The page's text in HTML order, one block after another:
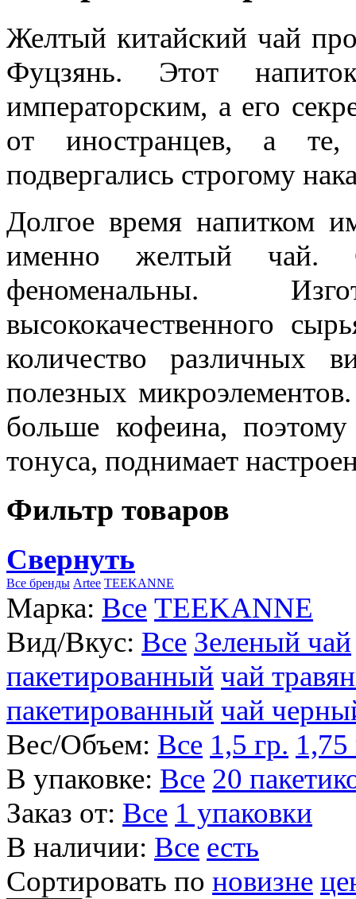
Желтый китайский чай
Фуцзянь. Этот
императорским, а его
от иностранцев, а
подвергались строгому
Долгое время напитком
именно желтый чай.
феноменальны.
высококачественного
количество различных
полезных
больше кофеина,
тонуса, поднимает
Фильтр товаров
Свернуть
Все бренды Artee TEEKANNE
Марка: Все TEEKANNE
Вид/Вкус: Все Зеленый чай
пакетированный чай
пакетированный чай
Вес/Объем: Все 1,5 гр. 1,75
В упаковке: Все 20
Заказ от: Все 1 упаковки
В наличии: Все есть
Сортировать по новизне